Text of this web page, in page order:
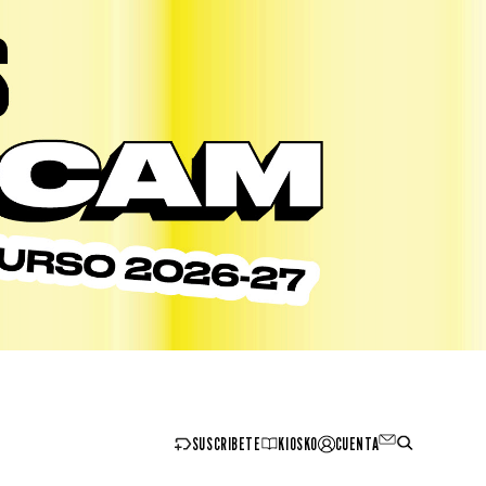
SUSCRIBETE KIOSKO CUENTA